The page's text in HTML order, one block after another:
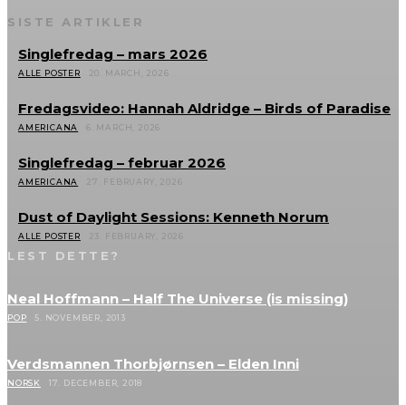
SISTE ARTIKLER
Singlefredag – mars 2026
ALLE POSTER 20. MARCH, 2026
Fredagsvideo: Hannah Aldridge – Birds of Paradise
AMERICANA 6. MARCH, 2026
Singlefredag – februar 2026
AMERICANA 27. FEBRUARY, 2026
Dust of Daylight Sessions: Kenneth Norum
ALLE POSTER 23. FEBRUARY, 2026
LEST DETTE?
Neal Hoffmann – Half The Universe (is missing)
POP 5. NOVEMBER, 2013
Verdsmannen Thorbjørnsen – Elden Inni
NORSK 17. DECEMBER, 2018